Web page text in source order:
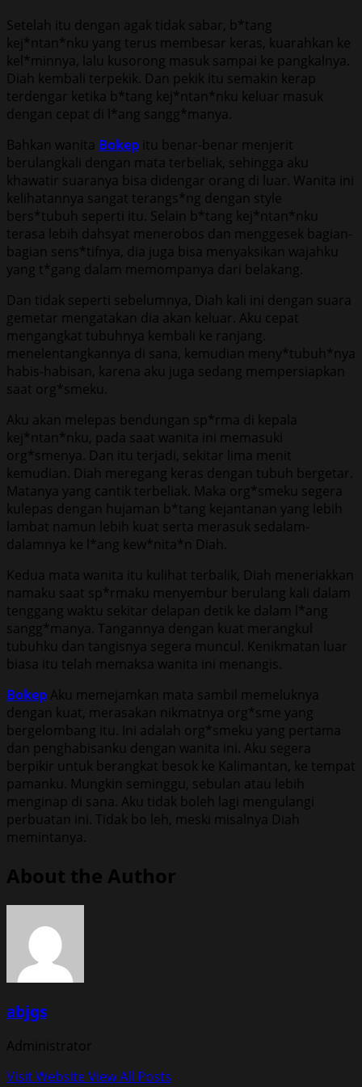
Setelah itu dengan agak tidak sabar, b*tang
kej*ntan*nku yang terus membesar keras, kuarahkan ke
kel*minnya, lalu kusorong masuk sampai ke pangkalnya.
Diah kembali terpekik. Dan pekik itu semakin kerap
terdengar ketika b*tang kej*ntan*nku keluar masuk
dengan cepat di l*ang sangg*manya.
Bahkan wanita Bokep itu benar-benar menjerit
berulangkali dengan mata terbeliak, sehingga aku
khawatir suaranya bisa didengar orang di luar. Wanita ini
kelihatannya sangat terangs*ng dengan style
bers*tubuh seperti itu. Selain b*tang kej*ntan*nku
terasa lebih dahsyat menerobos dan menggesek bagian-
bagian sens*tifnya, dia juga bisa menyaksikan wajahku
yang t*gang dalam memompanya dari belakang.
Dan tidak seperti sebelumnya, Diah kali ini dengan suara
gemetar mengatakan dia akan keluar. Aku cepat
mengangkat tubuhnya kembali ke ranjang.
menelentangkannya di sana, kemudian meny*tubuh*nya
habis-habisan, karena aku juga sedang mempersiapkan
saat org*smeku.
Aku akan melepas bendungan sp*rma di kepala
kej*ntan*nku, pada saat wanita ini memasuki
org*smenya. Dan itu terjadi, sekitar lima menit
kemudian. Diah meregang keras dengan tubuh bergetar.
Matanya yang cantik terbeliak. Maka org*smeku segera
kulepas dengan hujaman b*tang kejantanan yang lebih
lambat namun lebih kuat serta merasuk sedalam-
dalamnya ke l*ang kew*nita*n Diah.
Kedua mata wanita itu kulihat terbalik, Diah meneriakkan
namaku saat sp*rmaku menyembur berulang kali dalam
tenggang waktu sekitar delapan detik ke dalam l*ang
sangg*manya. Tangannya dengan kuat merangkul
tubuhku dan tangisnya segera muncul. Kenikmatan luar
biasa itu telah memaksa wanita ini menangis.
Bokep Aku memejamkan mata sambil memeluknya
dengan kuat, merasakan nikmatnya org*sme yang
bergelombang itu. Ini adalah org*smeku yang pertama
dan penghabisanku dengan wanita ini. Aku segera
berpikir untuk berangkat besok ke Kalimantan, ke tempat
pamanku. Mungkin seminggu, sebulan atau lebih
menginap di sana. Aku tidak boleh lagi mengulangi
perbuatan ini. Tidak bo leh, meski misalnya Diah
memintanya.
About the Author
abjgs
Administrator
Visit WebsiteView All Posts